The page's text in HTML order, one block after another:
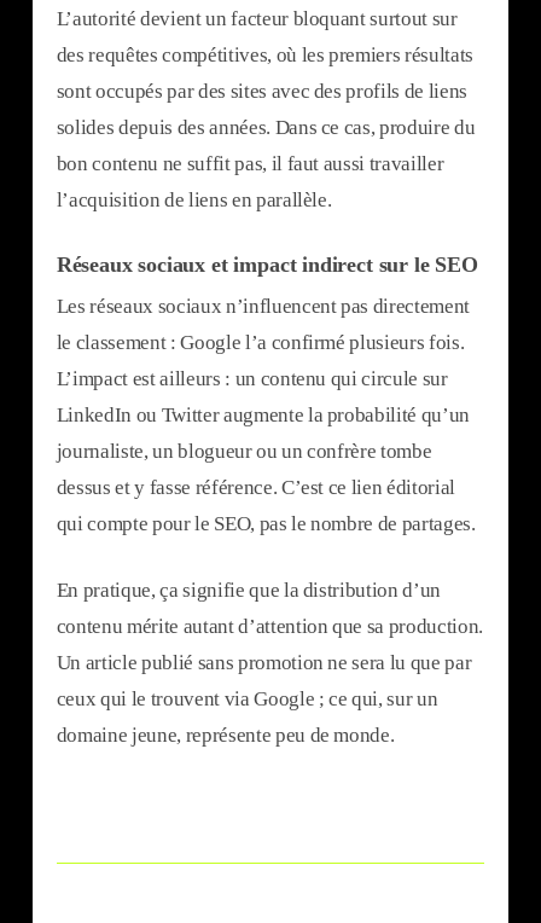
L’autorité devient un facteur bloquant surtout sur
des requêtes compétitives, où les premiers résultats
sont occupés par des sites avec des profils de liens
solides depuis des années. Dans ce cas, produire du
bon contenu ne suffit pas, il faut aussi travailler
l’acquisition de liens en parallèle.
Réseaux sociaux et impact indirect sur le SEO
Les réseaux sociaux n’influencent pas directement
le classement : Google l’a confirmé plusieurs fois.
L’impact est ailleurs : un contenu qui circule sur
LinkedIn ou Twitter augmente la probabilité qu’un
journaliste, un blogueur ou un confrère tombe
dessus et y fasse référence. C’est ce lien éditorial
qui compte pour le SEO, pas le nombre de partages.
En pratique, ça signifie que la distribution d’un
contenu mérite autant d’attention que sa production.
Un article publié sans promotion ne sera lu que par
ceux qui le trouvent via Google ; ce qui, sur un
domaine jeune, représente peu de monde.